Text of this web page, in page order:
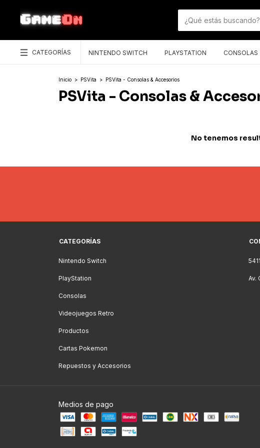
CATEGORÍAS NINTENDO SWITCH PLAYSTATION CONSOLAS
Inicio > PSVita > PSVita - Consolas & Accesorios
PSVita - Consolas &
No tenemos
CATEGORÍAS
Nintendo Switch
PlayStation
Consolas
Videojuegos Retro
Productos
Cartas Pokemon
Repuestos y Accesorios
Av.
Medios de pago